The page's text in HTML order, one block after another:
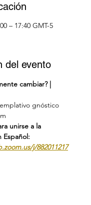
– 17:40 GMT-5
del evento
cambiar? |
gnóstico
unirse a la
Español:
j/882011217